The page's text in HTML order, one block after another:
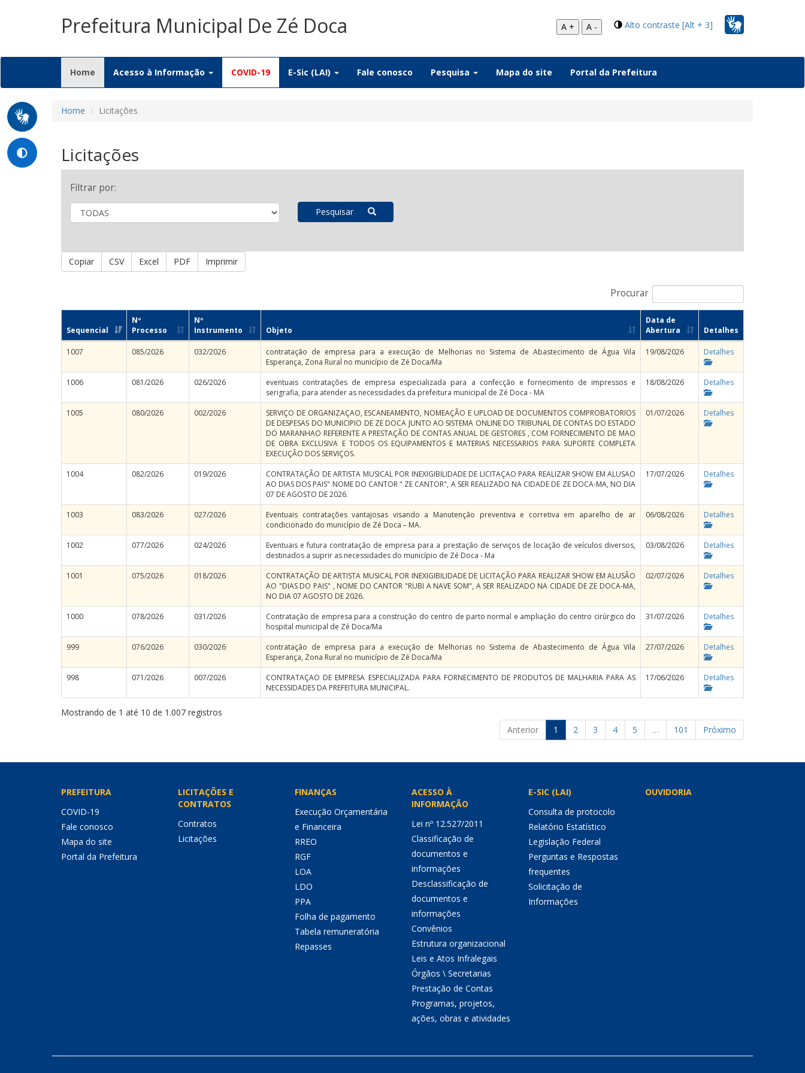
Prefeitura Municipal De Zé Doca Alto contraste [Alt + 3]
A + A -
Home (current)
Acesso à Informação COVID-19 E-Sic (LAI) Fale conosco Pesquisa Mapa do site Portal da Prefeitura
Home Licitações
Licitações
Filtrar por:
Pesquisar
Copiar CSV Excel PDF Imprimir
Procurar
Sequencial
Nº
Processo
Nº
Instrumento
Objeto
Data de
Abertura
Detalhes
1007 085/2026 032/2026
contratação de empresa para a execução de Melhorias no Sistema de Abastecimento de Água Vila
Esperança, Zona Rural no município de Zé Doca/Ma
19/08/2026 Detalhes
1006 081/2026 026/2026
eventuais contratações de empresa especializada para a confecção e fornecimento de impressos e
serigrafia, para atender as necessidades da prefeitura municipal de Zé Doca - MA
18/08/2026 Detalhes
1005 080/2026 002/2026
SERVIÇO DE ORGANIZAÇAO, ESCANEAMENTO, NOMEAÇÃO E UPLOAD DE DOCUMENTOS COMPROBATORIOS
DE DESPESAS DO MUNICIPIO DE ZE DOCA JUNTO AO SISTEMA ONLINE DO TRIBUNAL DE CONTAS DO ESTADO
DO MARANHAO REFERENTE A PRESTAÇÃO DE CONTAS ANUAL DE GESTORES , COM FORNECIMENTO DE MAO
DE OBRA EXCLUSIVA E TODOS OS EQUIPAMENTOS E MATERIAS NECESSARIOS PARA SUPORTE COMPLETA
EXECUÇÃO DOS SERVIÇOS.
01/07/2026 Detalhes
1004 082/2026 019/2026
CONTRATAÇÃO DE ARTISTA MUSICAL POR INEXIGIBILIDADE DE LICITAÇAO PARA REALIZAR SHOW EM ALUSAO
AO DIAS DOS PAIS" NOME DO CANTOR " ZE CANTOR", A SER REALIZADO NA CIDADE DE ZE DOCA-MA, NO DIA
07 DE AGOSTO DE 2026.
17/07/2026 Detalhes
1003 083/2026 027/2026
Eventuais contratações vantajosas visando a Manutenção preventiva e corretiva em aparelho de ar
condicionado do município de Zé Doca – MA.
06/08/2026 Detalhes
1002 077/2026 024/2026
Eventuais e futura contratação de empresa para a prestação de serviços de locação de veículos diversos,
destinados a suprir as necessidades do município de Zé Doca - Ma
03/08/2026 Detalhes
1001 075/2026 018/2026
CONTRATAÇÃO DE ARTISTA MUSICAL POR INEXIGIBILIDADE DE LICITAÇÃO PARA REALIZAR SHOW EM ALUSÃO
AO "DIAS DO PAIS" , NOME DO CANTOR "RUBI A NAVE SOM", A SER REALIZADO NA CIDADE DE ZE DOCA-MA,
NO DIA 07 AGOSTO DE 2026.
02/07/2026 Detalhes
1000 078/2026 031/2026
Contratação de empresa para a construção do centro de parto normal e ampliação do centro cirúrgico do
hospital municipal de Zé Doca/Ma
31/07/2026 Detalhes
999 076/2026 030/2026
contratação de empresa para a execução de Melhorias no Sistema de Abastecimento de Água Vila
Esperança, Zona Rural no município de Zé Doca/Ma
27/07/2026 Detalhes
998 071/2026 007/2026
CONTRATAÇAO DE EMPRESA ESPECIALIZADA PARA FORNECIMENTO DE PRODUTOS DE MALHARIA PARA AS
NECESSIDADES DA PREFEITURA MUNICIPAL.
17/06/2026 Detalhes
Mostrando de 1 até 10 de 1.007 registros
Anterior
1 2 3 4 5 … 101 Próximo
PREFEITURA
COVID-19
Fale conosco
Mapa do site
Portal da Prefeitura
LICITAÇÕES E
CONTRATOS
Contratos
Licitações
FINANÇAS
Execução Orçamentária
e Financeira
RREO
RGF
LOA
LDO
PPA
Folha de pagamento
Tabela remuneratória
Repasses
ACESSO À
INFORMAÇÃO
Lei nº 12.527/2011
Classificação de
documentos e
informações
Desclassificação de
documentos e
informações
Convênios
Estrutura organizacional
Leis e Atos Infralegais
Órgãos \ Secretarias
Prestação de Contas
Programas, projetos,
ações, obras e atividades
E-SIC (LAI)
Consulta de protocolo
Relatório Estatístico
Legislação Federal
Perguntas e Respostas
frequentes
Solicitação de
Informações
OUVIDORIA